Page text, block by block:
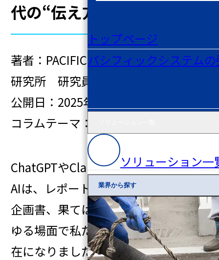
トップページ
パシフィックシステム
ソリューション一
業界から探す
代の“伝え方”と”守り方”
著者： PACIFICサイバーセキュリティ
研究所 研究員 K
公開日： 2025年11月27日
コラムテーマ：生成AIとセキュリティ
ChatGPTやClaude、Geminiなど生成
AIは、レポート作成、メール文案、
企画書、果ては文章校正まで、あら
ゆる場面で私たちの仕事を支える存
在になりました。誰でも高度なアウ